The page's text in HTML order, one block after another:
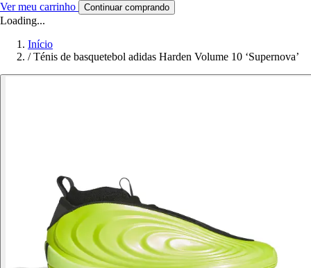
Ver meu carrinho Continuar comprando
Loading...
Início
/ Ténis de basquetebol adidas Harden Volume 10 ‘Supernova’